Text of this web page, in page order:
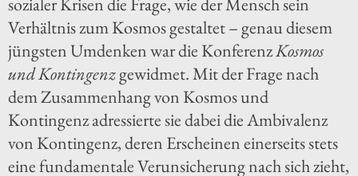
Verhältnis zum Kosmos gestaltet – genau diesem
jüngsten Umdenken war die KonferenzKosmos
und Kontingenzgewidmet. Mit der Frage nach
dem Zusammenhang von Kosmos und
Kontingenz adressierte sie dabei die Ambivalenz
von Kontingenz, deren Erscheinen einerseits stets
eine fundamentale Verunsicherung nach sich zieht,